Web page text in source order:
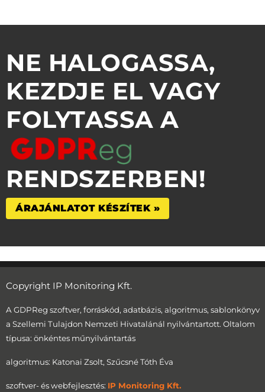
NE HALOGASSA,
KEZDJE EL VAGY
FOLYTASSA A
RENDSZERBEN!
ÁRAJÁNLATOT KÉSZÍTEK »
Copyright IP Monitoring Kft.
A GDPReg szoftver, forráskód, adatbázis, algoritmus, sablonkönyv
a Szellemi Tulajdon Nemzeti Hivatalánál nyilvántartott. Oltalom
típusa: önkéntes műnyilvántartás
algoritmus: Katonai Zsolt, Szűcsné Tóth Éva
szoftver- és webfejlesztés: IP Monitoring Kft.